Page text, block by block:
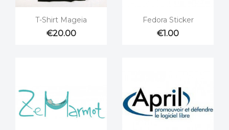
Quick view
T-Shirt Mageia
€20.00
Quick view
Fedora Sticker
€1.00